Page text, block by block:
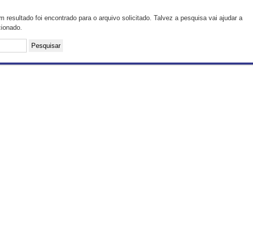
resultado foi encontrado para o arquivo solicitado. Talvez a pesquisa vai ajudar a